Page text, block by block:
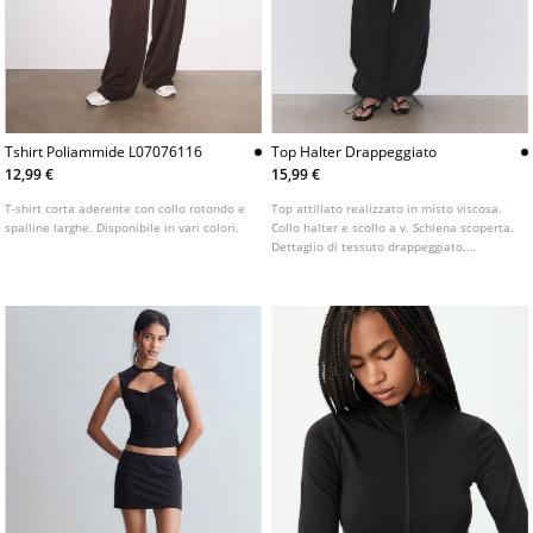
Tshirt Poliammide L07076116
12,99 €
T-shirt corta aderente con collo rotondo e
spalline larghe. Disponibile in vari colori.
Top Halter Drappeggiato
15,99 €
Top attillato realizzato in misto viscosa.
Collo halter e scollo a v. Schiena scoperta.
Dettaglio di tessuto drappeggiato.